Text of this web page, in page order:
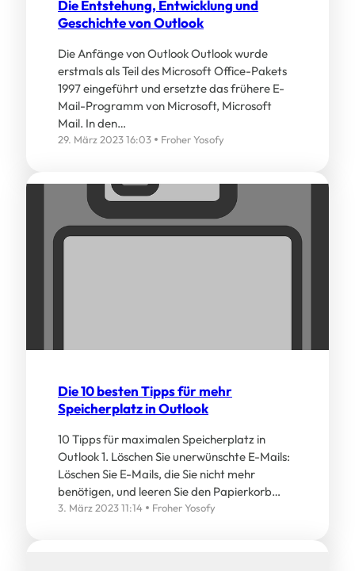
Die Entstehung, Entwicklung und
Geschichte von Outlook
Die Anfänge von Outlook Outlook wurde
erstmals als Teil des Microsoft Office-Pakets
1997 eingeführt und ersetzte das frühere E-
Mail-Programm von Microsoft, Microsoft
Mail. In den…
29. März 2023 16:03 Froher Yosofy
Die 10 besten Tipps für mehr
Speicherplatz in Outlook
10 Tipps für maximalen Speicherplatz in
Outlook 1. Löschen Sie unerwünschte E-Mails:
Löschen Sie E-Mails, die Sie nicht mehr
benötigen, und leeren Sie den Papierkorb…
3. März 2023 11:14 Froher Yosofy